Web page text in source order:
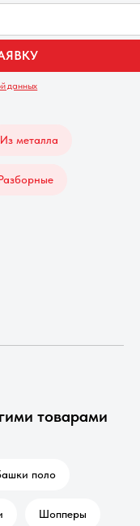
данных
Из металла
товарами
поло
Шопперы